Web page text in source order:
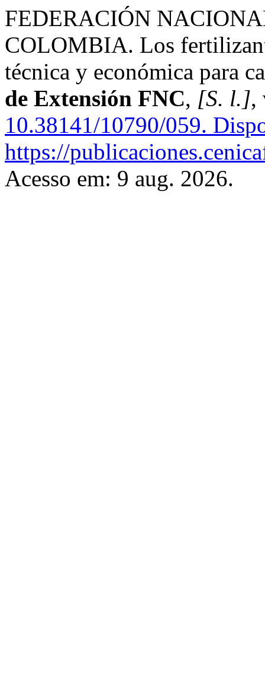
FEDERACIÓN
COLOMBIA. Los
técnica y económica para
de Extensión FNC, [S. l.],
10.38141/10790/059.
https://
Acesso em: 9 aug. 2026.